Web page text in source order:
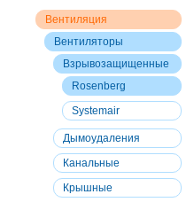
Вентиляция
Вентиляторы
Взрывозащищенные
Rosenberg
Systemair
Дымоудаления
Канальные
Крышные